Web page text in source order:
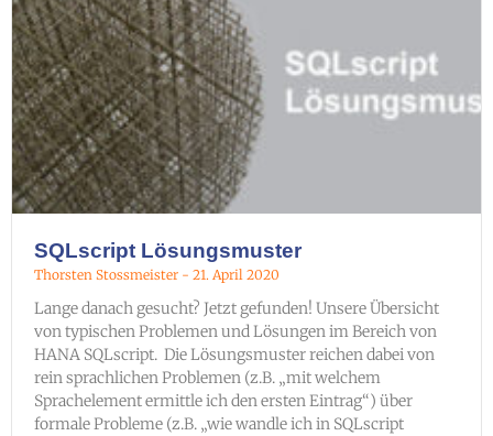
SQLscript Lösungsmuster
Thorsten Stossmeister 21. April 2020
Lange danach gesucht? Jetzt gefunden! Unsere Übersicht
von typischen Problemen und Lösungen im Bereich von
HANA SQLscript. Die Lösungsmuster reichen dabei von
rein sprachlichen Problemen (z.B. „mit welchem
Sprachelement ermittle ich den ersten Eintrag“) über
formale Probleme (z.B. „wie wandle ich in SQLscript